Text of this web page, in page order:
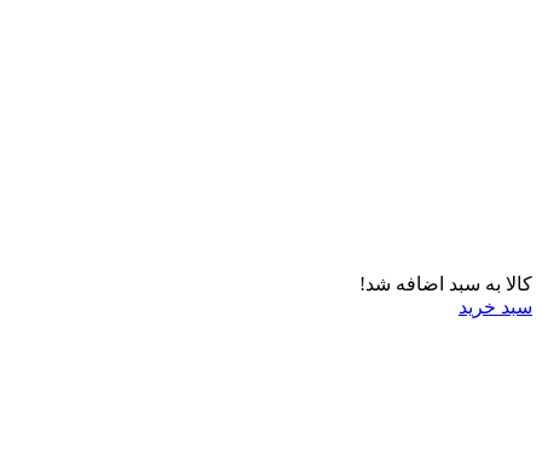
کالا به سبد اضافه شد!
سبد خرید